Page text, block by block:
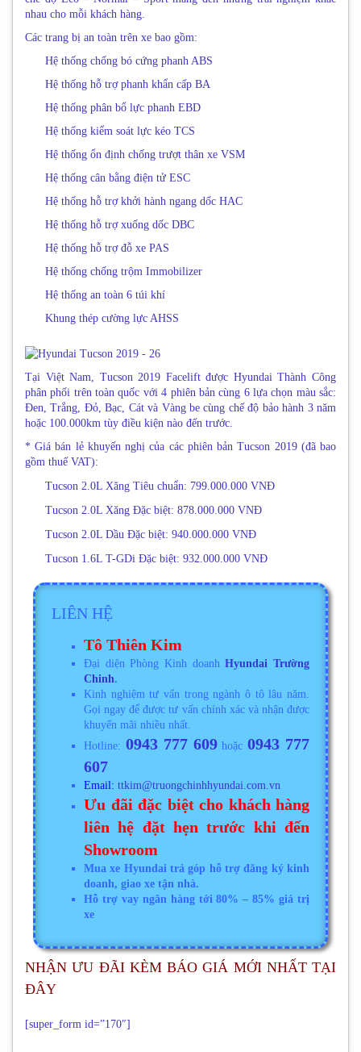
nhau cho mỗi khách hàng.
Các trang bị an toàn trên xe bao gồm:
Hệ thống chống bó cứng phanh ABS
Hệ thống hỗ trợ phanh khẩn cấp BA
Hệ thống phân bổ lực phanh EBD
Hệ thống kiểm soát lực kéo TCS
Hệ thống ổn định chống trượt thân xe VSM
Hệ thống cân bằng điện tử ESC
Hệ thống hỗ trợ khởi hành ngang dốc HAC
Hệ thống hỗ trợ xuống dốc DBC
Hệ thống hỗ trợ đỗ xe PAS
Hệ thống chống trộm Immobilizer
Hệ thống an toàn 6 túi khí
Khung thép cường lực AHSS
Tại Việt Nam, Tucson 2019 Facelift được Hyundai Thành Công
phân phối trên toàn quốc với 4 phiên bản cùng 6 lựa chọn màu sắc:
Đen, Trắng, Đỏ, Bạc, Cát và Vàng be cùng chế độ bảo hành 3 năm
hoặc 100.000km tùy điều kiện nào đến trước.
* Giá bán lẻ khuyến nghị của các phiên bản Tucson 2019 (đã bao
gồm thuế VAT):
Tucson 2.0L Xăng Tiêu chuẩn: 799.000.000 VNĐ
Tucson 2.0L Xăng Đặc biệt: 878.000.000 VNĐ
Tucson 2.0L Dầu Đặc biệt: 940.000.000 VNĐ
Tucson 1.6L T-GDi Đặc biệt: 932.000.000 VNĐ
LIÊN HỆ
Tô Thiên Kim
Đại diện Phòng Kinh doanhHyundai Trường
Chinh.
Kinh nghiệm tư vấn trong ngành ô tô lâu năm.
Gọi ngay để được tư vấn chính xác và nhận được
khuyến mãi nhiều nhất.
Hotline: 0943 777 609hoặc0943 777
607
Email: ttkim@truongchinhhyundai.com.vn
Ưu đãi đặc biệt cho khách hàng
liên hệ đặt hẹn trước khi đến
Showroom
Mua xe Hyundai trả góp hỗ trợ đăng ký kinh
doanh, giao xe tận nhà.
Hỗ trợ vay ngân hàng tới 80% – 85% giá trị
xe
NHẬN ƯU ĐÃI KÈM BÁO GIÁ MỚI NHẤT TẠI
ĐÂY
[super_form id=”170″]